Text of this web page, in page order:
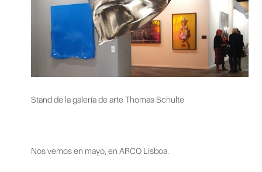
Stand de la galería de arte Thomas Schulte
Nos vemos en mayo, en ARCO Lisboa.